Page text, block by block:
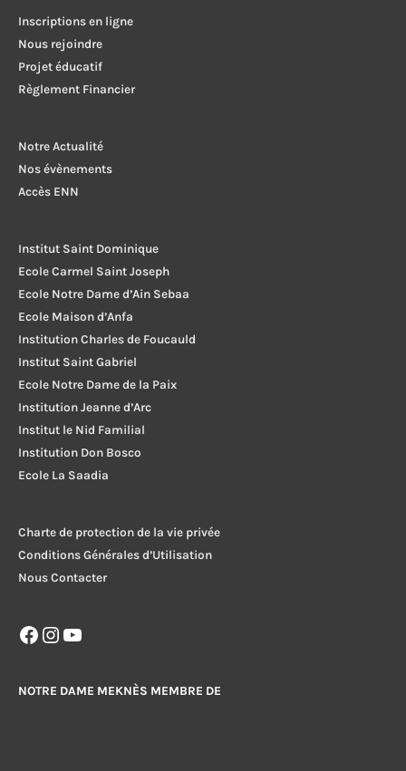
Inscriptions en ligne
Nous rejoindre
Projet éducatif
Règlement Financier
Notre Actualité
Nos évènements
Accès ENN
Institut Saint Dominique
Ecole Carmel Saint Joseph
Ecole Notre Dame d’Ain Sebaa
Ecole Maison d’Anfa
Institution Charles de Foucauld
Institut Saint Gabriel
Ecole Notre Dame de la Paix
Institution Jeanne d’Arc
Institut le Nid Familial
Institution Don Bosco
Ecole La Saadia
Charte de protection de la vie privée
Conditions Générales d’Utilisation
Nous Contacter
Facebook
Instagram
YouTube
NOTRE DAME MEKNÈS MEMBRE DE